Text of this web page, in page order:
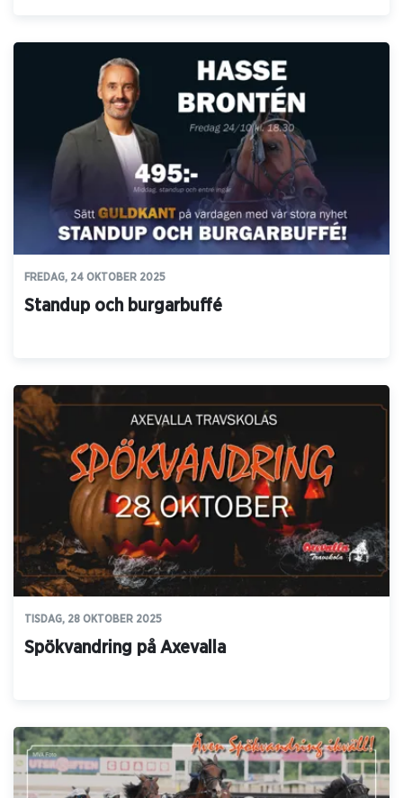
FREDAG, 24 OKTOBER 2025
Standup och burgarbuffé
TISDAG, 28 OKTOBER 2025
Spökvandring på Axevalla